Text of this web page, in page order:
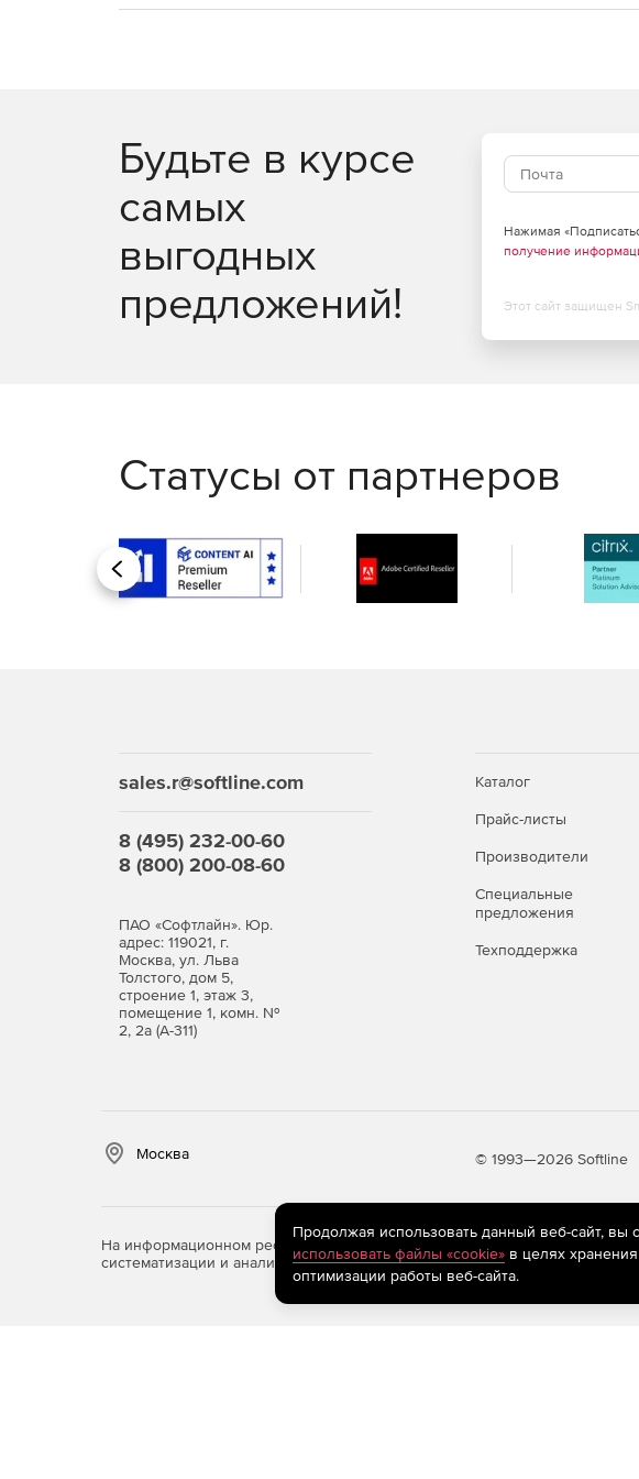
Будьте в курсе
самых
выгодных
предложений!
Нажимая
получение
Этот сайт защищен
Статусы от партнеров
Назад
sales.r@softline.com
8 (495) 232-00-60
8 (800) 200-08-60
ПАО «Софтлайн». Юр.
адрес: 119021, г.
Москва, ул. Льва
Толстого, дом 5,
строение 1, этаж 3,
помещение 1, комн. №
2, 2а (А-311)
Каталог
Прайс-листы
Производители
Специальные
предложения
Техподдержка
Москва © 1993—2026 Softline
На информационном ресурсе store.softline.ru применяются
систематизации и анализа сведений, относящихся к предпочтениям
Продолжая использовать данный веб-сайт, вы
использовать файлы «cookie»в целях
оптимизации работы веб-сайта.